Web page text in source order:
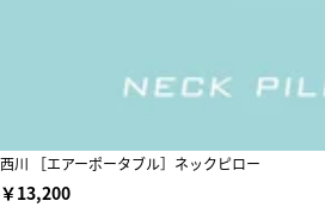
西川 ［エアーポータブル］ネックピロー
￥13,200